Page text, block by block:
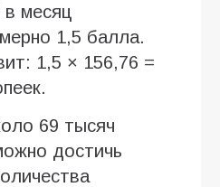
в месяц
1,5 балла.
1,5 × 156,76 =
69 тысяч
достичь